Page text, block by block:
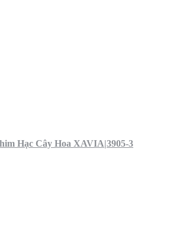
Hạc Cây Hoa XAVIA|3905-3